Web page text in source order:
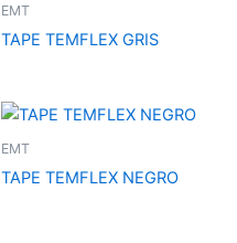
EMT
TAPE TEMFLEX GRIS
EMT
TAPE TEMFLEX NEGRO